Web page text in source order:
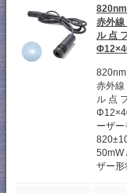
赤外線
ル 点
赤外線
ル 点
ーザー
50mW
ザー形